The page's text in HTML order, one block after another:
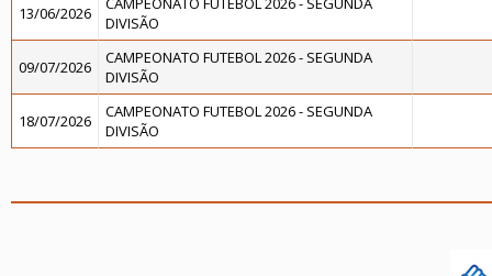
13/06/2026
DIVISÃO
09/07/2026
CAMPEONATO FUTEBOL 2026 - SEGUNDA
DIVISÃO
18/07/2026
CAMPEONATO FUTEBOL 2026 - SEGUNDA
DIVISÃO